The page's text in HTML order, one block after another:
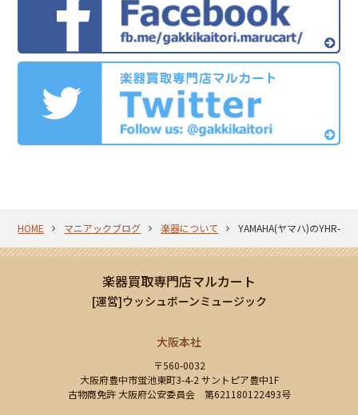
HOME マニアックブログ 楽器について YAMAHA(ヤマハ)のYHR-
楽器買取専門店マルカート
[運営]ウッシュボーンミュージック
大阪本社
〒560-0032
大阪府豊中市蛍池東町3-4-2 サントピア豊中1F
古物商免許 大阪府公安委員会 第621180122493号